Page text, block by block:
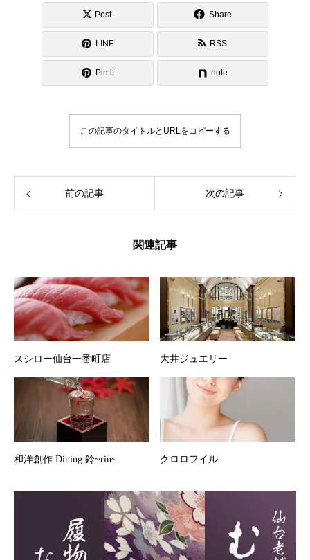
Post Share
LINE RSS
Pin it note
この記事のタイトルとURLをコピーする
前の記事 次の記事
関連記事
スシロー仙台一番町店 大井ジュエリー
和洋創作 Dining 鈴~rin~ クロロフイル